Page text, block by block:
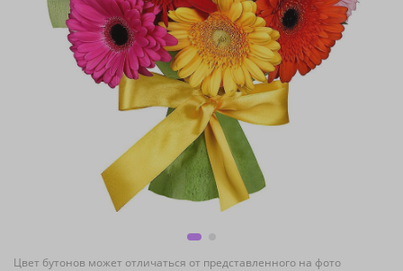
Цвет бутонов может отличаться от представленного на фото